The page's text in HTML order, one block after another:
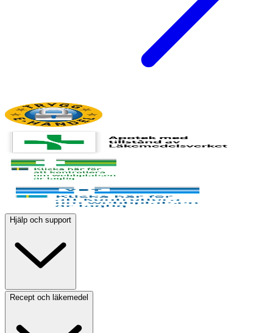
Hjälp och support
Recept och läkemedel